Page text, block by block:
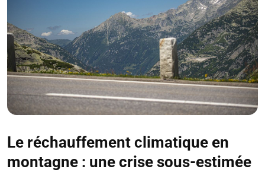
Le réchauffement climatique en
montagne : une crise sous-estimée